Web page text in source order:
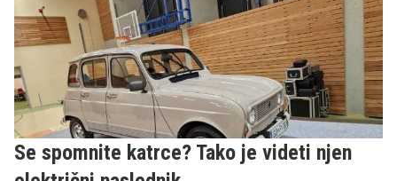
Se spomnite katrce? Tako je videti njen